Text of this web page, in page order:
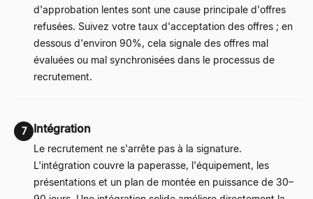
d'approbation lentes sont une cause principale d'offres
refusées. Suivez votre taux d'acceptation des offres ; en
dessous d'environ 90%, cela signale des offres mal
évaluées ou mal synchronisées dans le processus de
recrutement.
7 Intégration
Le recrutement ne s'arrête pas à la signature.
L'intégration couvre la paperasse, l'équipement, les
présentations et un plan de montée en puissance de 30–